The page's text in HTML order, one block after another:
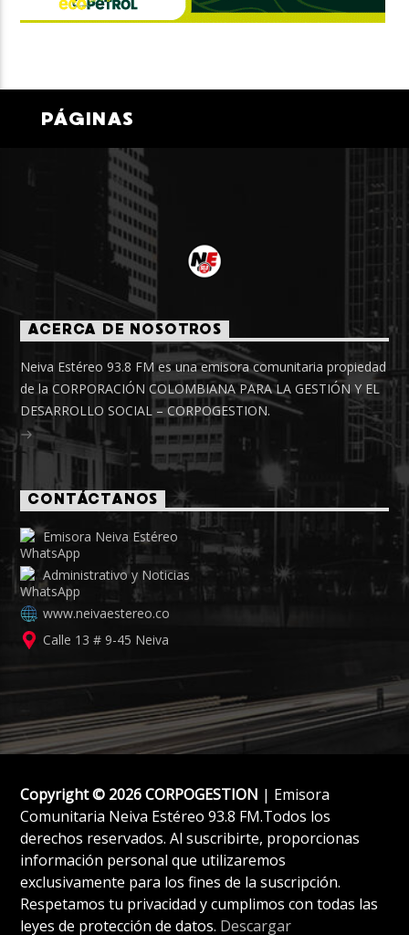
PÁGINAS
ACERCA DE NOSOTROS
Neiva Estéreo 93.8 FM es una emisora comunitaria propiedad
de la CORPORACIÓN COLOMBIANA PARA LA GESTIÓN Y EL
DESARROLLO SOCIAL – CORPOGESTION.
CONTÁCTANOS
Emisora Neiva Estéreo
Administrativo y Noticias
www.neivaestereo.co
Calle 13 # 9-45 Neiva
Copyright © 2026 CORPOGESTION | Emisora
Comunitaria Neiva Estéreo 93.8 FM.Todos los
derechos reservados. Al suscribirte, proporcionas
información personal que utilizaremos
exclusivamente para los fines de la suscripción.
Respetamos tu privacidad y cumplimos con todas las
leyes de protección de datos. Descargar